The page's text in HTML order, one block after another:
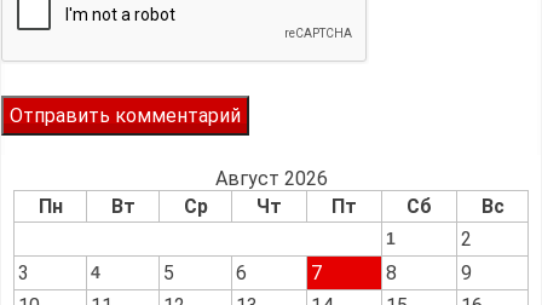
Август 2026
Пн
Вт Ср Чт Пт Сб Вс
1
2
3
4 5 6 7 8
9